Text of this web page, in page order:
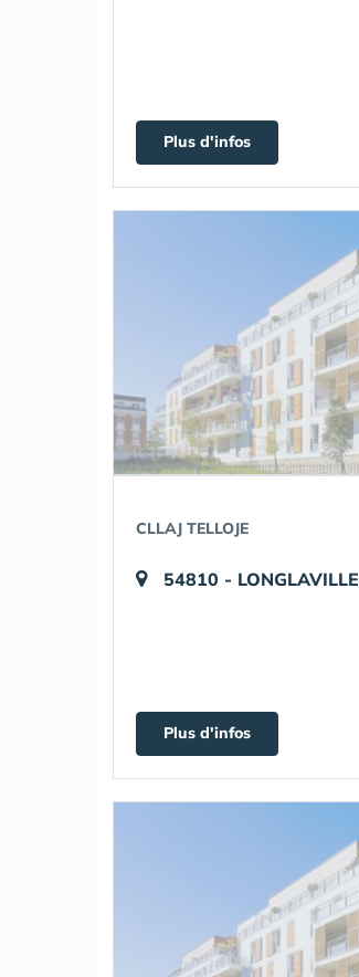
Plus d'infos
CLLAJ TELLOJE
54810 - LONGLAVILLE
Plus d'infos